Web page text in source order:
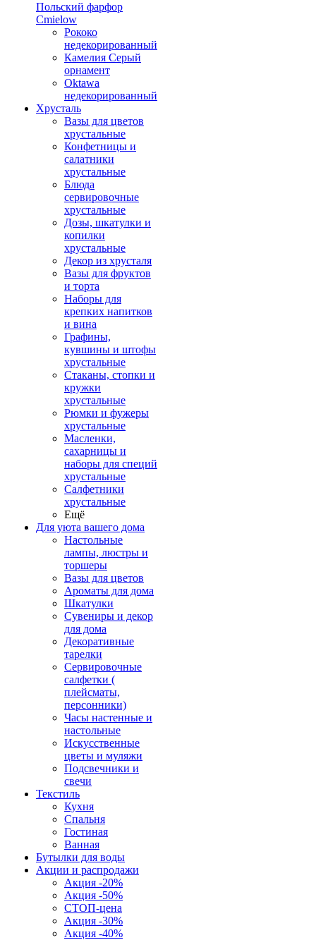
Польский фарфор
Сmielow
Рококо
недекорированный
Камелия Серый
орнамент
Oktawa
недекорированный
Хрусталь
Вазы для цветов
хрустальные
Конфетницы и
салатники
хрустальные
Блюда
сервировочные
хрустальные
Дозы, шкатулки и
копилки
хрустальные
Декор из хрусталя
Вазы для фруктов
и торта
Наборы для
крепких напитков
и вина
Графины,
кувшины и штофы
хрустальные
Стаканы, стопки и
кружки
хрустальные
Рюмки и фужеры
хрустальные
Масленки,
сахарницы и
наборы для специй
хрустальные
Салфетники
хрустальные
Ещё
Для уюта вашего дома
Настольные
лампы, люстры и
торшеры
Вазы для цветов
Ароматы для дома
Шкатулки
Сувениры и декор
для дома
Декоративные
тарелки
Сервировочные
салфетки (
плейсматы,
персонники)
Часы настенные и
настольные
Искусственные
цветы и муляжи
Подсвечники и
свечи
Текстиль
Кухня
Спальня
Гостиная
Ванная
Бутылки для воды
Акции и распродажи
Акция -20%
Акция -50%
СТОП-цена
Акция -30%
Акция -40%